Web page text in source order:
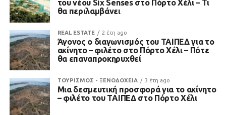
του νέου Six Senses στο Πόρτο Χέλι – Τι
θα περιλαμβάνει
REAL ESTATE 2 έτη ago
Άγονος ο διαγωνισμός του ΤΑΙΠΕΔ για το
ακίνητο – φιλέτο στο Πόρτο Χέλι – Πότε
θα επαναπροκηρυχθεί
ΤΟΥΡΙΣΜΟΣ - ΞΕΝΟΔΟΧΕΙΑ 3 έτη ago
Μια δεσμευτική προσφορά για το ακίνητο
– φιλέτο του ΤΑΙΠΕΔ στο Πόρτο Χέλι